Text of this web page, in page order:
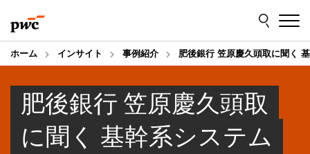
to
content
to
footer
ホーム インサイト 事例紹介 肥後銀行 笠原慶久頭取に聞く
肥後銀行 笠原慶久頭取
に聞く 基幹系システム